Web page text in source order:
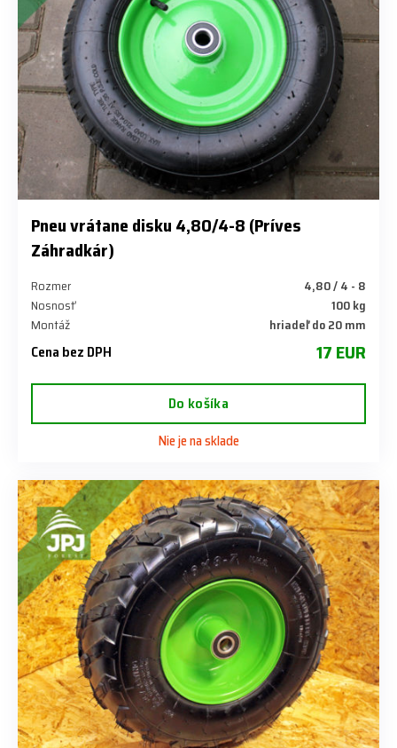
Pneu vrátane disku 4,80/4-8 (Príves
Záhradkár)
Rozmer
4,80 / 4 - 8
Nosnosť
100 kg
Montáž
hriadeľ do 20 mm
Cena bez DPH 17 EUR
Do košíka
Nie je na sklade